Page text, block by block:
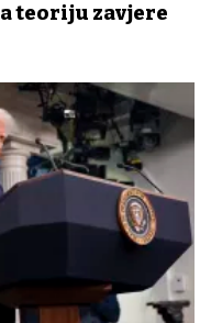
teoriju zavjere